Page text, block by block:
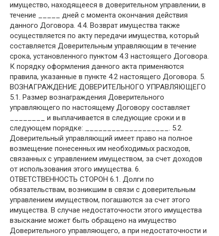
имущество, находящееся в доверительном управлении, в
течение _____ дней с момента окончания действия
данного Договора. 4.4. Возврат имущества также
осуществляется по акту передачи имущества, который
составляется Доверительным управляющим в течение
срока, установленного пунктом 4.3 настоящего Договора.
К порядку оформления данного акта применяются
правила, указанные в пункте 4.2 настоящего Договора. 5.
ВОЗНАГРАЖДЕНИЕ ДОВЕРИТЕЛЬНОГО УПРАВЛЯЮЩЕГО
5.1. Размер вознаграждения Доверительного
управляющего по настоящему Договору составляет
________ и выплачивается в следующие сроки и в
следующем порядке: ___________________. 5.2.
Доверительный управляющий имеет право на полное
возмещение понесенных им необходимых расходов,
связанных с управлением имуществом, за счет доходов
от использования этого имущества. 6.
ОТВЕТСТВЕННОСТЬ СТОРОН 6.1. Долги по
обязательствам, возникшим в связи с доверительным
управлением имуществом, погашаются за счет этого
имущества. В случае недостаточности этого имущества
взыскание может быть обращено на имущество
Доверительного управляющего, а при недостаточности и